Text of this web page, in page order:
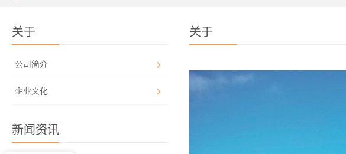
关于
公司简介
企业文化
新闻资讯
关于